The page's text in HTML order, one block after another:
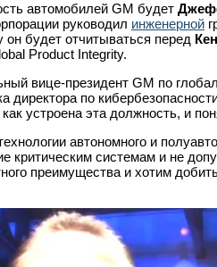
автомобилей GM будет
руководил инженерной
будет отчитываться перед
Product Integrity.
вице-президент GM по
директора по
устроена эта должность, и
автономного и
критическим системам и не
преимущества и хотим